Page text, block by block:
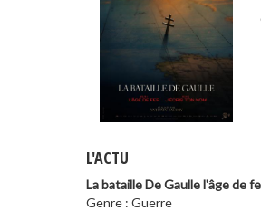
L'ACTU
La bataille De Gaulle l'âge de
Genre : Guerre